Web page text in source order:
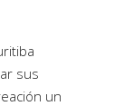
sus
un